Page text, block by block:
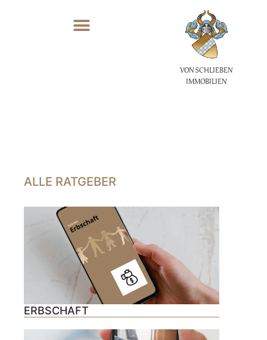
VON SCHLIEBEN
IMMOBILIEN
ALLE RATGEBER
ERBSCHAFT